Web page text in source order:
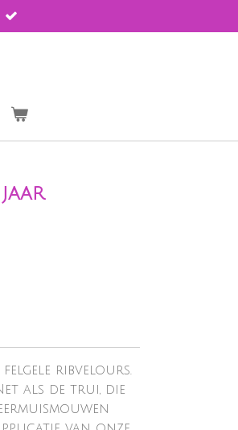
jaar
felgele ribvelours.
als de trui, die